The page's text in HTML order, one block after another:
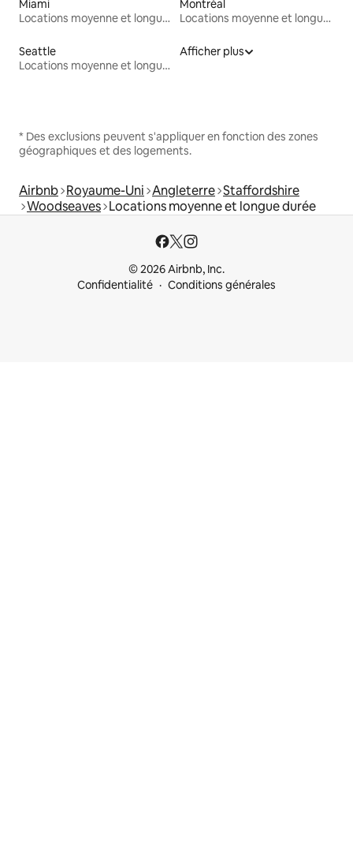
Miami
Locations moyenne et longue durée
Montréal
Locations moyenne et longue durée
Seattle
Locations moyenne et longue durée
Afficher plus
* Des exclusions peuvent s'appliquer en fonction des zones
géographiques et des logements.
Airbnb Royaume-Uni Angleterre Staffordshire
Woodseaves Locations moyenne et longue durée
© 2026 Airbnb, Inc.
Confidentialité
Conditions générales